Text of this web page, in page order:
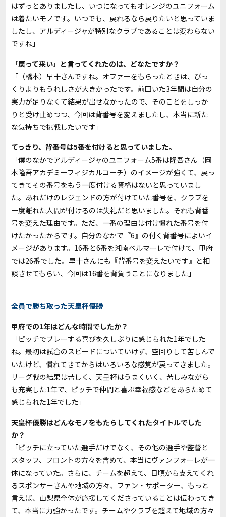
はずっとありましたし、いつになってもオレンジのユニフォーム
は着たいモノです。いつでも、戻れるなら戻りたいと思っていま
したし、アルディージャが特別なクラブであることは変わらない
ですね」
――「戻って来い」と言ってくれたのは、どなたですか？
「（橋本）早十さんですね。オファーをもらったときは、びっ
くりよりもうれしさが大きかったです。前回いた3年間は自分の
実力が足りなくて結果が出せなかったので、そのことをしっか
りと受け止めつつ、今回は背番号を変えましたし、本当に新た
な気持ちで挑戦したいです」
――てっきり、背番号は5番を付けると思っていました。
「僕のなかでアルディージャのユニフォーム5番は隆吾さん（岡
本隆吾アカデミーフィジカルコーチ）のイメージが強くて、戻っ
てきてその番号をもう一度付ける資格はないと思っていまし
た。あれだけのレジェンドの方が付けていた番号を、クラブを
一度離れた人間が付けるのは失礼だと思いました。それも背番
号を変えた理由です。ただ、一番の理由は付け慣れた番号を付
けたかったからです。自分のなかで『6』の付く背番号によいイ
メージがあります。 16番と6番を湘南ベルマーレで付けて、甲府
では26番でした。早十さんにも『背番号を変えたいです』と相
談させてもらい、今回は16番を背負うことになりました」
全員で勝ち取った天皇杯優勝
――甲府での1年はどんな時間でしたか？
「ピッチでプレーする喜びを久しぶりに感じられた1年でした
ね。最初は試合のスピードについていけず、空回りして苦しんで
いたけど、慣れてきてからはいろいろな感覚が戻ってきました。
リーグ戦の結果は苦しく、天皇杯はうまくいく、苦しみながら
も充実した1年で、ピッチで仲間と喜ぶ幸福感などをあらためて
感じられた1年でした」
――天皇杯優勝はどんなモノをもたらしてくれたタイトルでした
か？
「ピッチに立っていた選手だけでなく、その他の選手や監督と
スタッフ、フロントの方々を含めて、本当にヴァンフォーレが一
体になっていた。さらに、チームを超えて、日頃から支えてくれ
るスポンサーさんや地域の方々、ファン・サポーター、もっと
言えば、山梨県全体が応援してくださっていることは伝わってき
て、本当に力強かったです。チームやクラブを超えて地域の方々